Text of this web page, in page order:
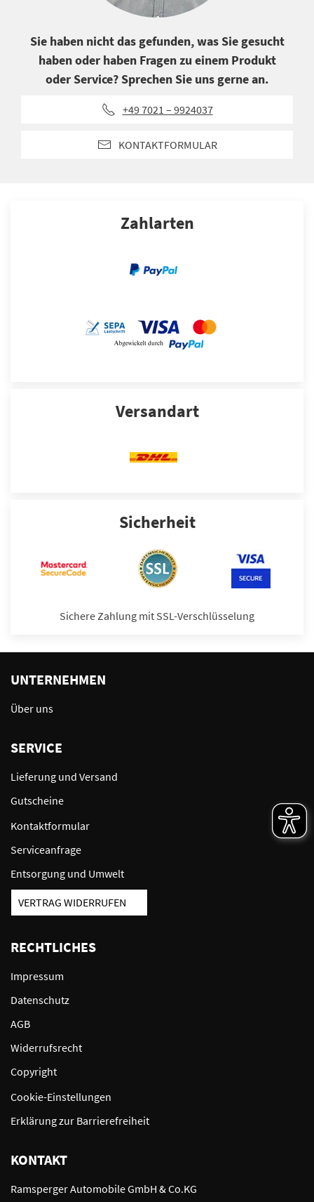
Sie haben nicht das gefunden, was Sie gesucht
haben oder haben Fragen zu einem Produkt
oder Service? Sprechen Sie uns gerne an.
+49 7021 – 9924037
KONTAKTFORMULAR
Zahlarten
Versandart
Sicherheit
Sichere Zahlung mit SSL-Verschlüsselung
UNTERNEHMEN
Über uns
SERVICE
Lieferung und Versand
Gutscheine
Kontaktformular
Serviceanfrage
Entsorgung und Umwelt
VERTRAG WIDERRUFEN
RECHTLICHES
Impressum
Datenschutz
AGB
Widerrufsrecht
Copyright
Cookie-Einstellungen
Erklärung zur Barrierefreiheit
KONTAKT
Ramsperger Automobile GmbH & Co.KG